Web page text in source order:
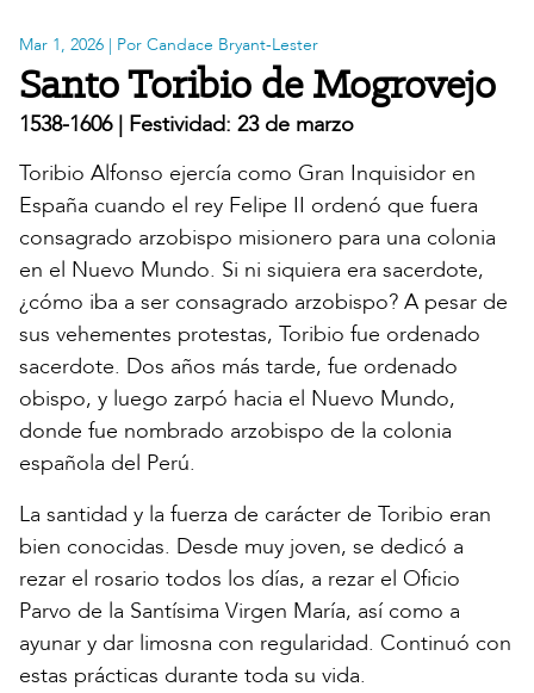
Mar 1, 2026 | Por Candace Bryant-Lester
Santo Toribio de Mogrovejo
1538-1606 | Festividad: 23 de marzo
Toribio Alfonso ejercía como Gran Inquisidor en
España cuando el rey Felipe II ordenó que fuera
consagrado arzobispo misionero para una colonia
en el Nuevo Mundo. Si ni siquiera era sacerdote,
¿cómo iba a ser consagrado arzobispo? A pesar de
sus vehementes protestas, Toribio fue ordenado
sacerdote. Dos años más tarde, fue ordenado
obispo, y luego zarpó hacia el Nuevo Mundo,
donde fue nombrado arzobispo de la colonia
española del Perú.
La santidad y la fuerza de carácter de Toribio eran
bien conocidas. Desde muy joven, se dedicó a
rezar el rosario todos los días, a rezar el Oficio
Parvo de la Santísima Virgen María, así como a
ayunar y dar limosna con regularidad. Continuó con
estas prácticas durante toda su vida.